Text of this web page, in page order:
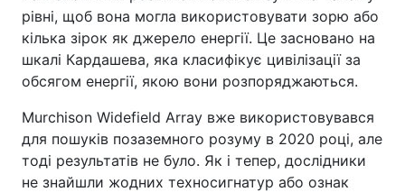
рівні, щоб вона могла використовувати зорю або
кілька зірок як джерело енергії. Це засновано на
шкалі Кардашева, яка класифікує цивілізації за
обсягом енергії, якою вони розпоряджаються.
Murchison Widefield Array вже використовувався
для пошуків позаземного розуму в 2020 році, але
тоді результатів не було. Як і тепер, дослідники
не знайшли жодних техносигнатур або ознак